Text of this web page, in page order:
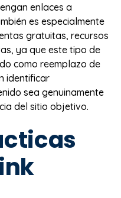
enlaces a
es especialmente
gratuitas, recursos
ya que este tipo de
como reemplazo de
identificar
sea genuinamente
del sitio objetivo.